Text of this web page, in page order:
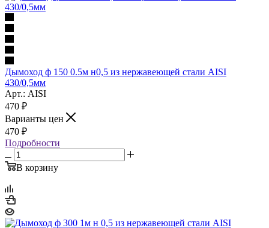
Дымоход ф 150 0.5м н0,5 из нержавеющей стали AISI
430/0,5мм
Арт.: AISI
470 ₽
Варианты цен
470 ₽
Подробности
В корзину